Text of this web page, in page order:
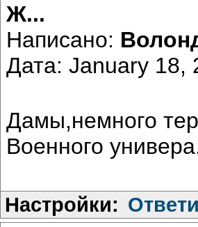
Ж...
Написано:
Дата: January 18,
Дамы,немного
Военного
Настройки: